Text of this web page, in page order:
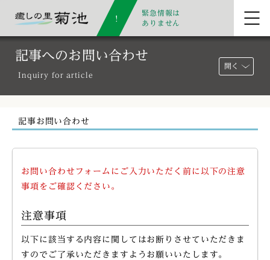
緊急情報は
ありません
記事へのお問い合わせ
Inquiry for article
開く
記事お問い合わせ
お問い合わせフォームにご入力いただく前に以下の注意
事項をご確認ください。
注意事項
以下に該当する内容に関してはお断りさせていただきま
すのでご了承いただきますようお願いいたします。